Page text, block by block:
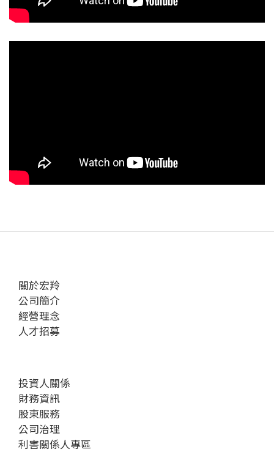
關於宏羚
公司簡介
經營理念
人才招募
投資人關係
財務資訊
股東服務
公司治理
利害關係人專區